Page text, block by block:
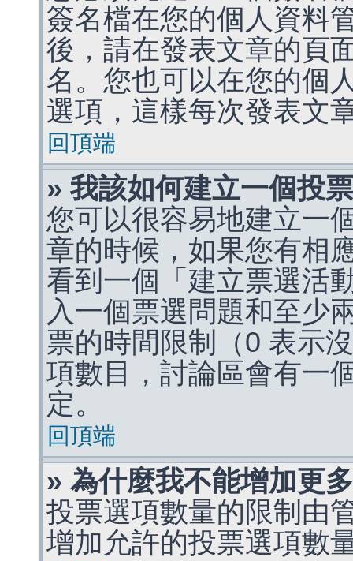
簽名檔在您的個人資料
後，請在發表文章的頁
名。您也可以在您的個
選項，這樣每次發表文
回頂端
» 我該如何建立一個投
您可以很容易地建立一
章的時候，如果您有相
看到一個「建立票選活
入一個票選問題和至少
票的時間限制（0 表示
項數目，討論區會有一
定。
回頂端
» 為什麼我不能增加更
投票選項數量的限制由
增加允許的投票選項數